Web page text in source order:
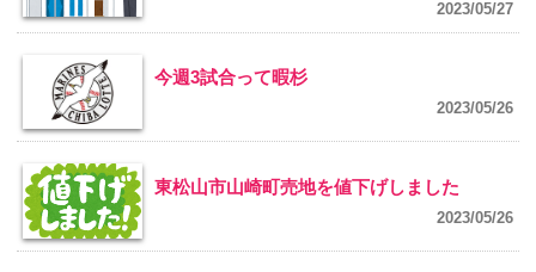
2023/05/27
今週3試合って暇杉
2023/05/26
東松山市山崎町売地を値下げしました
2023/05/26